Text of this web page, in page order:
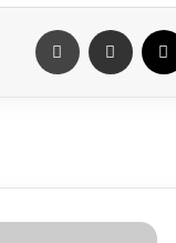
مشاركة عبر البريد